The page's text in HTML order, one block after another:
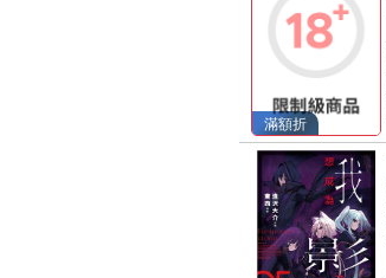
滿額折